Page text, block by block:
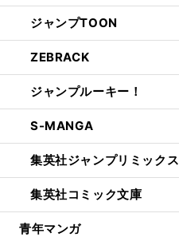
ジャンプTOON
ZEBRACK
ジャンプルーキー！
S-MANGA
集英社ジャンプリミックス
集英社コミック文庫
青年マンガ